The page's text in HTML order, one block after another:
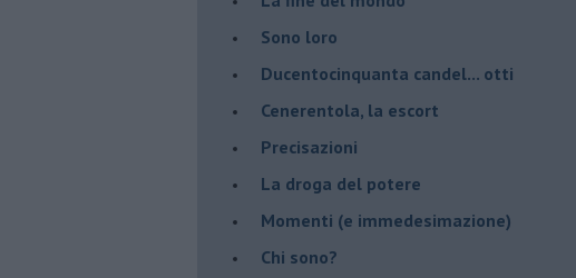
Sono loro
Ducentocinquanta candel... otti
Cenerentola, la escort
Precisazioni
La droga del potere
Momenti (e immedesimazione)
Chi sono?